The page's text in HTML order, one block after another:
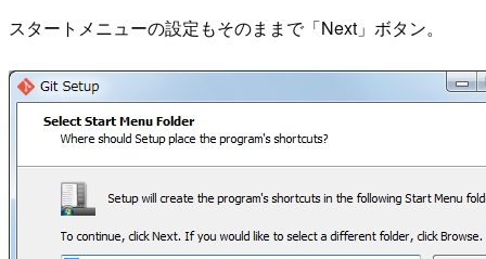
スタートメニューの設定もそのままで「Next」ボタン。